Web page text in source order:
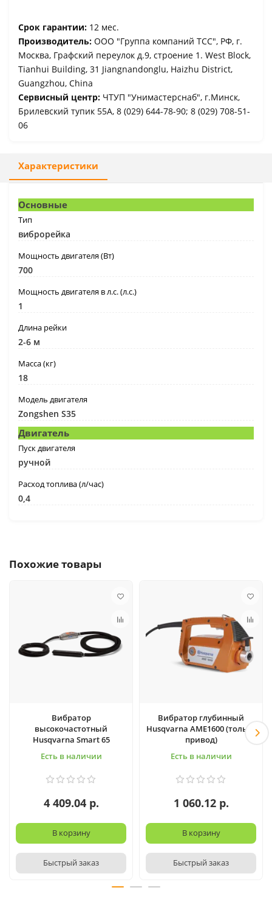
Срок гарантии: 12 мес.
Производитель: ООО "Группа компаний ТСС", РФ, г.
Москва, Графский переулок д.9, строение 1. West Block,
Tianhui Building, 31 Jiangnandonglu, Haizhu District,
Guangzhou, China
Сервисный центр: ЧТУП "Унимастерснаб", г.Минск,
Брилевский тупик 55А, 8 (029) 644-78-90; 8 (029) 708-51-
06
Характеристики
Основные
Тип
виброрейка
Мощность двигателя (Вт)
700
Мощность двигателя в л.с. (л.с.)
1
Длина рейки
2-6 м
Масса (кг)
18
Модель двигателя
Zongshen S35
Двигатель
Пуск двигателя
ручной
Расход топлива (л/час)
0,4
Похожие товары
Вибратор
высокочастотный
Husqvarna Smart 65
Есть в наличии
4 409.04 р.
В корзину
Быстрый заказ
Вибратор глубинный
Husqvarna AME1600 (только
привод)
Есть в наличии
1 060.12 р.
В корзину
Быстрый заказ